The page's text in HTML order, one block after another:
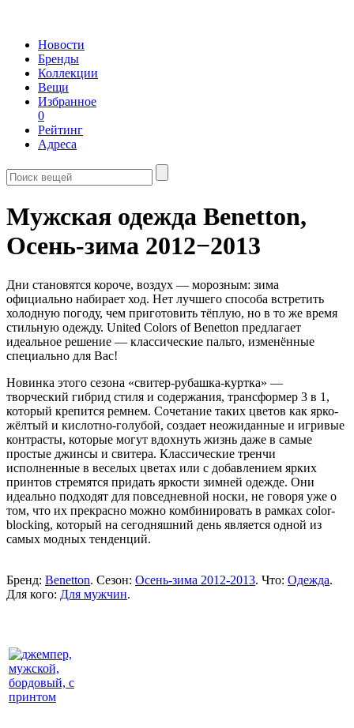
Новости
Бренды
Коллекции
Вещи
Избранное
0
Рейтинг
Адреса
Мужская одежда Benetton,
Осень-зима 2012−2013
Дни становятся короче, воздух — морозным: зима
официально набирает ход. Нет лучшего способа встретить
холодную погоду, чем приготовить тёплую, но в то же время
стильную одежду. United Colors of Benetton предлагает
идеальное решение — классические пальто, изменённые
специально для Вас!
Новинка этого сезона «свитер-рубашка-куртка» —
творческий гибрид стиля и содержания, трансформер 3 в 1,
который крепится ремнем. Сочетание таких цветов как ярко-
жёлтый и кислотно-голубой, создает неожиданные и игривые
контрасты, которые могут вдохнуть жизнь даже в самые
простые джинсы и свитера. Классические тренчи
исполненные в веселых цветах или с добавлением ярких
принтов стремятся придать яркости зимней одежде. Они
идеально подходят для повседневной носки, не говоря уже о
том, что их прекрасно можно комбинировать в рамках color-
blocking, который на сегодняшний день является одной из
самых модных тенденций.
Бренд: Benetton. Сезон: Осень-зима 2012-2013. Что: Одежда.
Для кого: Для мужчин.